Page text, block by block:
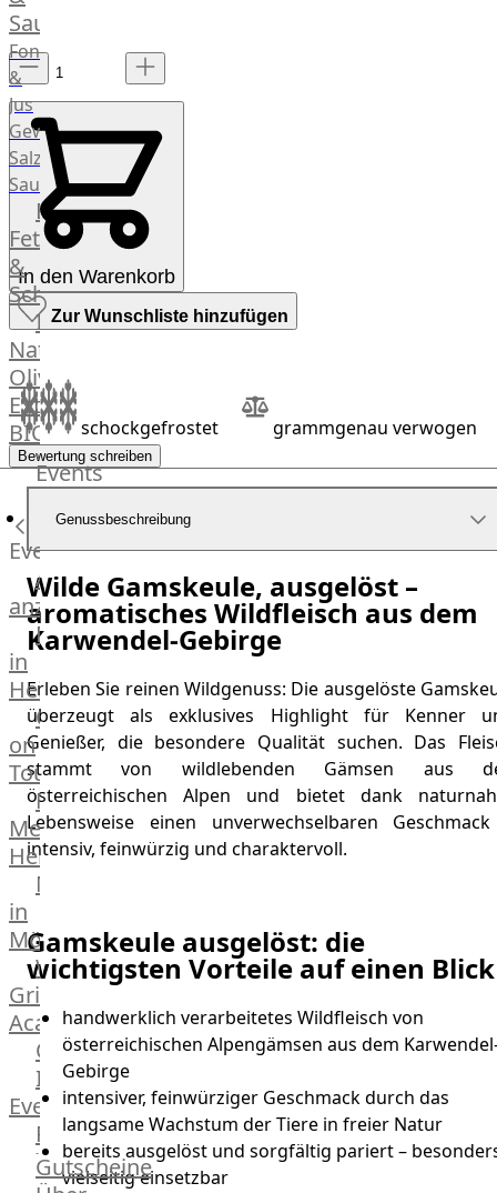
Saucen
Fonds
&
Jus
Gewürze
Salz
Saucen
Butter,
Fett
&
Schmalz
ItalianBar
Natives
Olivenöl
Extra
BIO
Veggie
Hardware
Küchenhelfer
Grillgeräte
Beefer®
Gasgrills
Big
Green
Egg
Grill
Nesmuk
Berkel
Dry
Aging
Schrank
Bücher
Poster
Events
Events
Alle
anzeigen
Fleischkompetenz
in
Heinsberg
OTTO
on
Tour
Männer
Metzger
Heinsberg
Markthalle
in
Mönchengladbach
Weber®
Grill
Academy
OTTO@Home
Individuelle
Events
Partner
Kalender
Gutscheine
In den Warenkorb
Zur Wunschliste hinzufügen
schockgefrostet grammgenau verwogen
Bewertung schreiben
Genussbeschreibung
Wilde Gamskeule, ausgelöst –
aromatisches Wildfleisch aus dem
Karwendel-Gebirge
Erleben Sie reinen Wildgenuss: Die ausgelöste
überzeugt als exklusives Highlight für Kenner
Genießer, die besondere Qualität suchen. Das
stammt von wildlebenden Gämsen aus
österreichischen Alpen und bietet dank
Lebensweise einen unverwechselbaren
intensiv, feinwürzig und charaktervoll.
Gamskeule ausgelöst: die
wichtigsten Vorteile auf einen Blick
handwerklich verarbeitetes Wildfleisch von
österreichischen Alpengämsen aus dem
Gebirge
intensiver, feinwürziger Geschmack durch das
langsame Wachstum der Tiere in freier Natur
bereits ausgelöst und sorgfältig pariert –
vielseitig einsetzbar